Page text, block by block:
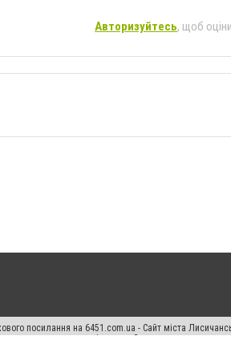
Авторизуйтесь, щоб
посилання на 6451.com.ua - Сайт міста